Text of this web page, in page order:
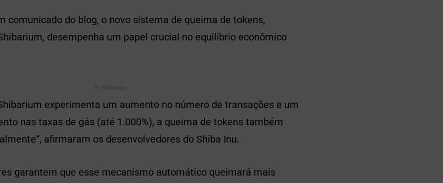
comunicado do blog, o novo sistema de queima de tokens,
desempenha um papel crucial no equilíbrio econômico
Publicidade
experimenta um aumento no número de transações e um
nas taxas de gás (até 1.000%), a queima de tokens também
afirmaram os desenvolvedores do Shiba Inu.
garantem que esse mecanismo automático queimará mais